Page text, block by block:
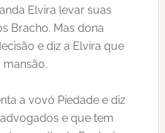
Elvira levar suas
Bracho. Mas dona
e diz a Elvira que
mansão.
a vovó Piedade e diz
e que tem